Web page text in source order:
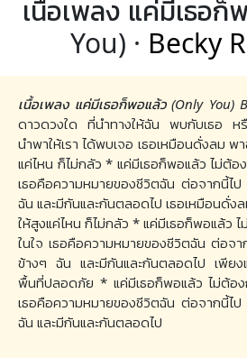
เนื้อเพลง แค่มีเธอ
You) · Becky
เนื้อเพลง แค่มีเธอก็พอแล้ว (Only You)
ดาวดวงใด ที่นำทางให้ฉัน พบกับเธอ หรื
นำพาให้เรา ได้พบเจอ เธอเหมือนดั่งลม
แค่ไหน ก็ไม่กลัว * แค่มีเธอก็พอแล้ว ไม่ต้อ
เธอคือความหมายของชีวิตฉัน ต่อจากนี้ไ
ฉัน และมีกันและกันตลอดไป เธอเหมือนดั่
ให้สูงแค่ไหน ก็ไม่กลัว * แค่มีเธอก็พอแล้ว
ในใจ เธอคือความหมายของชีวิตฉัน ต่อจ
ข้างๆ ฉัน และมีกันและกันตลอดไป เพียง
พื้นที่ปลอดภัย * แค่มีเธอก็พอแล้ว ไม่ต้อง
เธอคือความหมายของชีวิตฉัน ต่อจากนี้ไ
ฉัน และมีกันและกันตลอดไป